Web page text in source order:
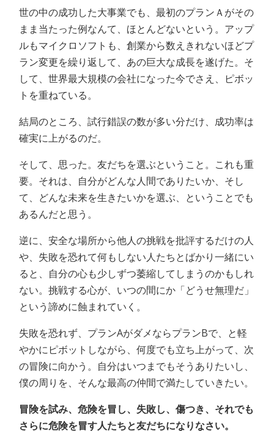
世の中の成功した大事業でも、最初のプランＡがその
まま当たった例なんて、ほとんどないという。アップ
ルもマイクロソフトも、創業から数えきれないほどプ
ラン変更を繰り返して、あの巨大な成長を遂げた。そ
して、世界最大規模の会社になった今でさえ、ピボッ
トを重ねている。
結局のところ、試行錯誤の数が多い分だけ、成功率は
確実に上がるのだ。
そして、思った。友だちを選ぶということ。これも重
要。それは、自分がどんな人間でありたいか、そし
て、どんな未来を生きたいかを選ぶ、ということでも
あるんだと思う。
逆に、安全な場所から他人の挑戦を批評するだけの人
や、失敗を恐れて何もしない人たちとばかり一緒にい
ると、自分の心も少しずつ萎縮してしまうのかもしれ
ない。挑戦する心が、いつの間にか「どうせ無理だ」
という諦めに蝕まれていく。
失敗を恐れず、プランAがダメならプランBで、と軽
やかにピボットしながら、何度でも立ち上がって、次
の冒険に向かう。自分はいつまでもそうありたいし、
僕の周りを、そんな最高の仲間で満たしていきたい。
冒険を試み、危険を冒し、失敗し、傷つき、それでも
さらに危険を冒す人たちと友だちになりなさい。